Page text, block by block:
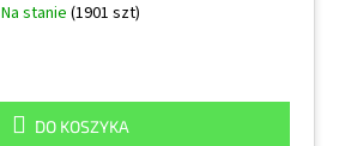
Na stanie (1901 szt)
DO KOSZYKA